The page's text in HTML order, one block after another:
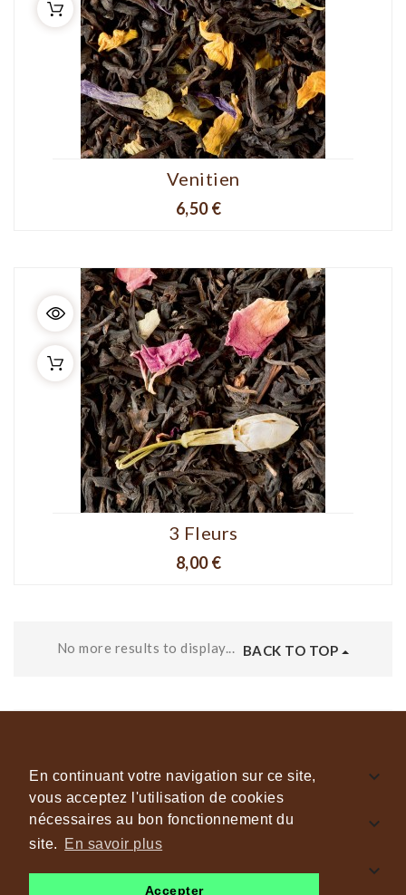
En continuant votre navigation sur ce site,
vous acceptez l'utilisation de cookies
nécessaires au bon fonctionnement du
site.
En savoir plus
Accepter
Venitien
Prix
6,50 €
3 Fleurs
Prix
8,00 €
No more results to display... BACK TO TOP
INFORMATIONS GÉNÉRALES 
CAFÉS & THÉS JOKO 
NOUS SUIVRE 